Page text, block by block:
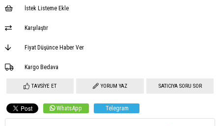
İstek Listeme Ekle
Karşılaştır
Fiyat Düşünce Haber Ver
Kargo Bedava
TAVSIYE ET YORUM YAZ SATICIYA SORU SOR
WhatsApp Telegram